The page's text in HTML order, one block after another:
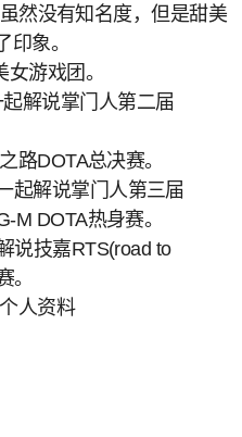
然没有知名度，但是甜美
印象。
游戏团。
解说掌门人第二届
路DOTA总决赛。
起解说掌门人第三届
M DOTA热身赛。
说技嘉RTS(road to
。